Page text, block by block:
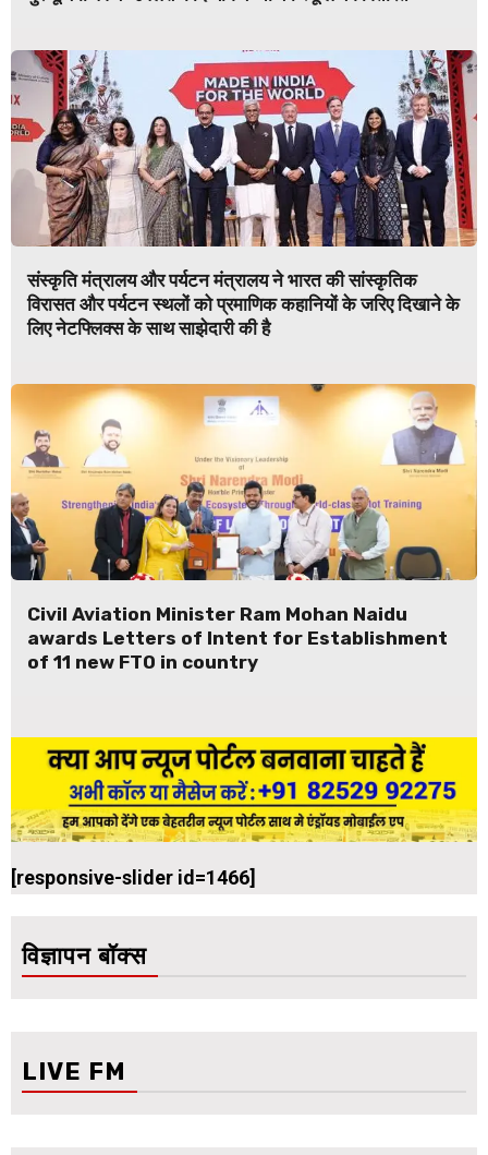
संस्कृति मंत्रालय और पर्यटन मंत्रालय ने भारत की सांस्कृतिक
विरासत और पर्यटन स्थलों को प्रमाणिक कहानियों के जरिए दिखाने के
लिए नेटफ्लिक्स के साथ साझेदारी की है
Civil Aviation Minister Ram Mohan Naidu
awards Letters of Intent for Establishment
of 11 new FTO in country
[responsive-slider id=1466]
विज्ञापन बॉक्स
LIVE FM